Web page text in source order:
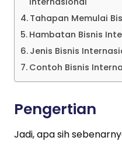
Tahapan Memulai
Hambatan Bisnis
Jenis Bisnis
Contoh Bisnis
Pengertian
Jadi, apa sih